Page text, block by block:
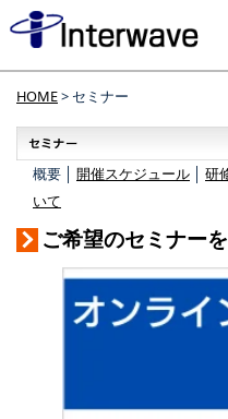
HOME> セミナー
概要 │ 開催スケジュール 研
いて
ご希望のセミナー